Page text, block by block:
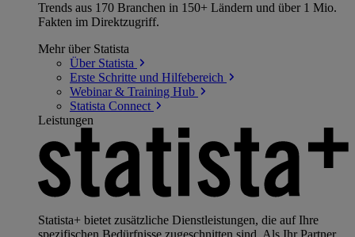
Trends aus 170 Branchen in 150+ Ländern und über 1 Mio.
Fakten im Direktzugriff.
Mehr über Statista
Über Statista
Erste Schritte und Hilfebereich
Webinar & Training Hub
Statista Connect
Leistungen
Statista+ bietet zusätzliche Dienstleistungen, die auf Ihre
spezifischen Bedürfnisse zugeschnitten sind. Als Ihr Partner